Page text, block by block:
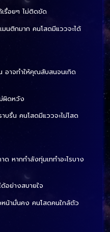
เรื่อยๆ ไม่ติดขัด
นติกมาก คนโสดมีแววจะได้
อาจทำให้คุณสับสนจนเกิด
ผิดหวัง
บรื่น คนโสดมีแววจะไม่โสด
หากกำลังทุ่มเททำอะไรบาง
อย่างสบายใจ
น้ามั่นคง คนโสดคนใกล้ตัว